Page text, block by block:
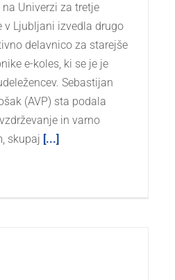
Univerzi za tretje
v Ljubljani izvedla drugo
delavnico za starejše
e-koles, ki se je je
Sebastijan
(AVP) sta podala
in varno
skupaj [...]